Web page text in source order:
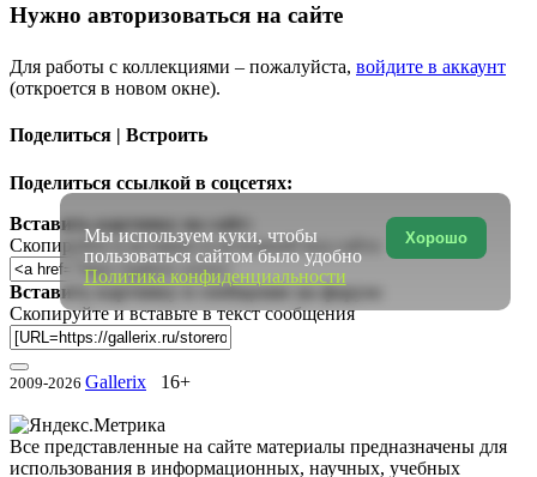
Нужно авторизоваться на сайте
Для работы с коллекциями – пожалуйста, войдите в аккаунт
(откроется в новом окне).
Поделиться | Встроить
Поделиться ссылкой в соцсетях:
Вставить картинку на сайт:
Скопируйте и вставьте в исходный код сайта
Вставить картинку в сообщение на форум:
Скопируйте и вставьте в текст сообщения
2009-2026 Gallerix 16+
Все представленные на сайте материалы предназначены для
использования в информационных, научных, учебных
Хорошо
Мы используем куки, чтобы
пользоваться сайтом было удобно
Политика конфиденциальности